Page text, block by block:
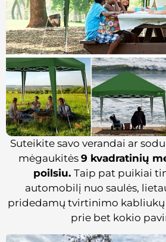
Suteikite savo verandai ar
mėgaukitės 9 kvadratinių
poilsiu. Taip pat puikiai
automobilį nuo saulės,
pridedamų tvirtinimo
prie bet kokio